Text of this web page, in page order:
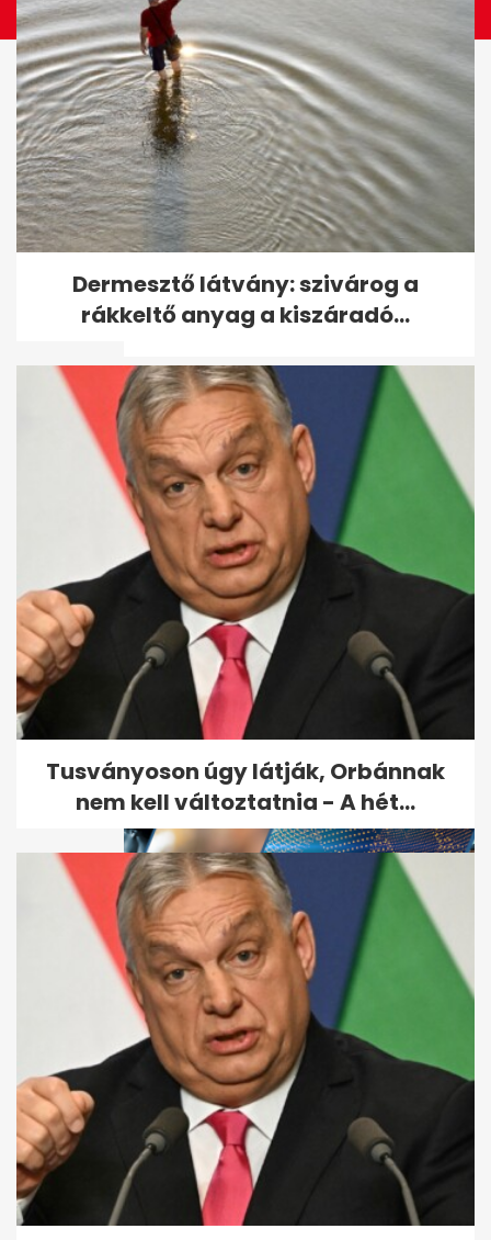
Nem a séta, nem a biciklizés:
ezt a mozgást ajánlják az
orvosok...
Rosszul alszol? A kutatások
szerint egy bizonyos típusú...
Sport és vashiány: mi az
összefüggés közöttük?
Dermesztő látvány: szivárog a
rákkeltő anyag a kiszáradó...
Tusványoson úgy látják, Orbánnak
nem kell változtatnia - A hét...